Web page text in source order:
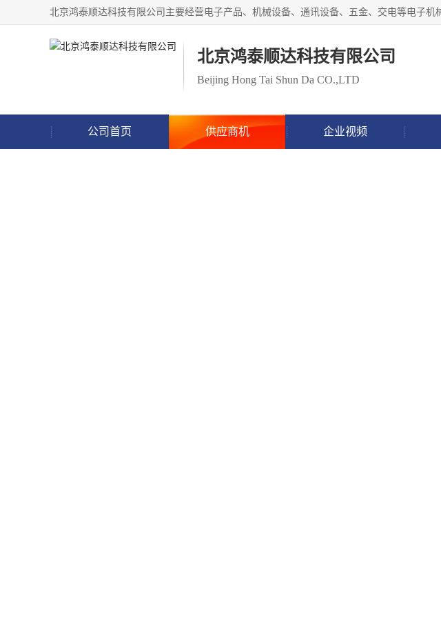
北京鸿泰顺达科技有限公司
Beijing Hong Tai Shun Da CO.,LTD
公司首页 供应商机 企业视频